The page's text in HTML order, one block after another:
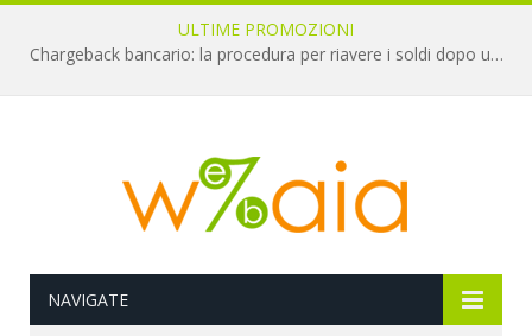
ULTIME PROMOZIONI
Chargeback bancario: la procedura per riavere i soldi dopo una truffa online
NAVIGATE